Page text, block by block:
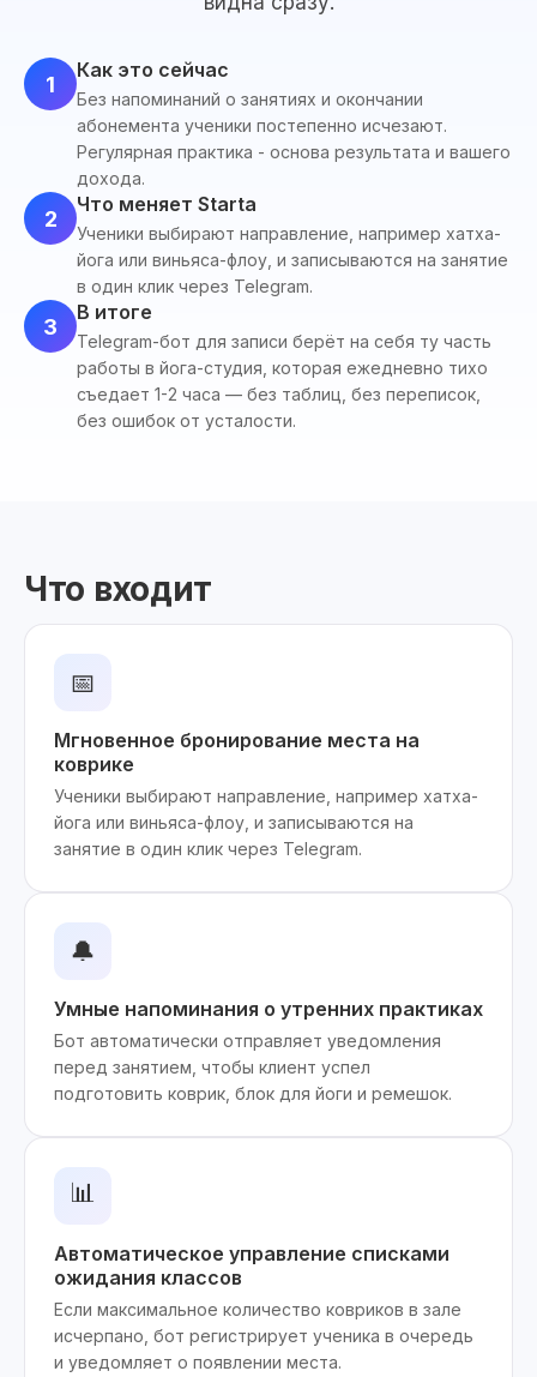
1
Как это сейчас
Без напоминаний о занятиях и окончании
абонемента ученики постепенно исчезают.
Регулярная практика - основа результата и вашего
дохода.
2
Что меняет Starta
Ученики выбирают направление, например хатха-
йога или виньяса-флоу, и записываются на занятие
в один клик через Telegram.
3
В итоге
Telegram-бот для записи берёт на себя ту часть
работы в йога-студия, которая ежедневно тихо
съедает 1-2 часа — без таблиц, без переписок,
без ошибок от усталости.
Что входит
📅
Мгновенное бронирование места на
коврике
Ученики выбирают направление, например хатха-
йога или виньяса-флоу, и записываются на
занятие в один клик через Telegram.
🔔
Умные напоминания о утренних практиках
Бот автоматически отправляет уведомления
перед занятием, чтобы клиент успел
подготовить коврик, блок для йоги и ремешок.
📊
Автоматическое управление списками
ожидания классов
Если максимальное количество ковриков в зале
исчерпано, бот регистрирует ученика в очередь
и уведомляет о появлении места.